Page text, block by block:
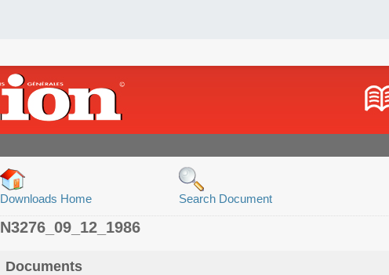
Downloads Home Search Document
N3276_09_12_1986
Documents